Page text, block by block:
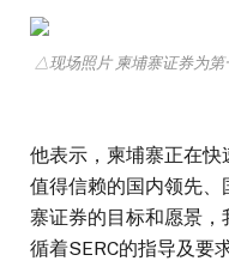
△现场照片 柬埔寨证券为第
他表示，柬埔寨正在
值得信赖的国内领先
寨证券的目标和愿景
循着SERC的指导及要